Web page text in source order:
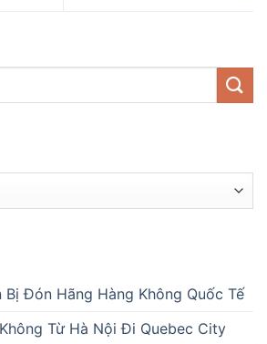
Bị Đón Hãng Hàng Không Quốc Tế
Từ Hà Nội Đi Quebec City